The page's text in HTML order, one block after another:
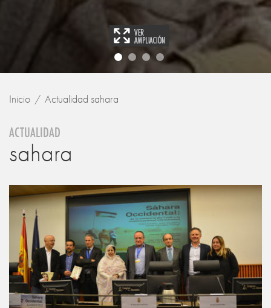
Inicio Actualidad sahara
ACTUALIDAD
sahara